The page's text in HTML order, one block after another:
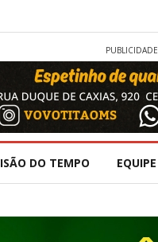
PUBLICIDADE
DO TEMPO EQUIPE